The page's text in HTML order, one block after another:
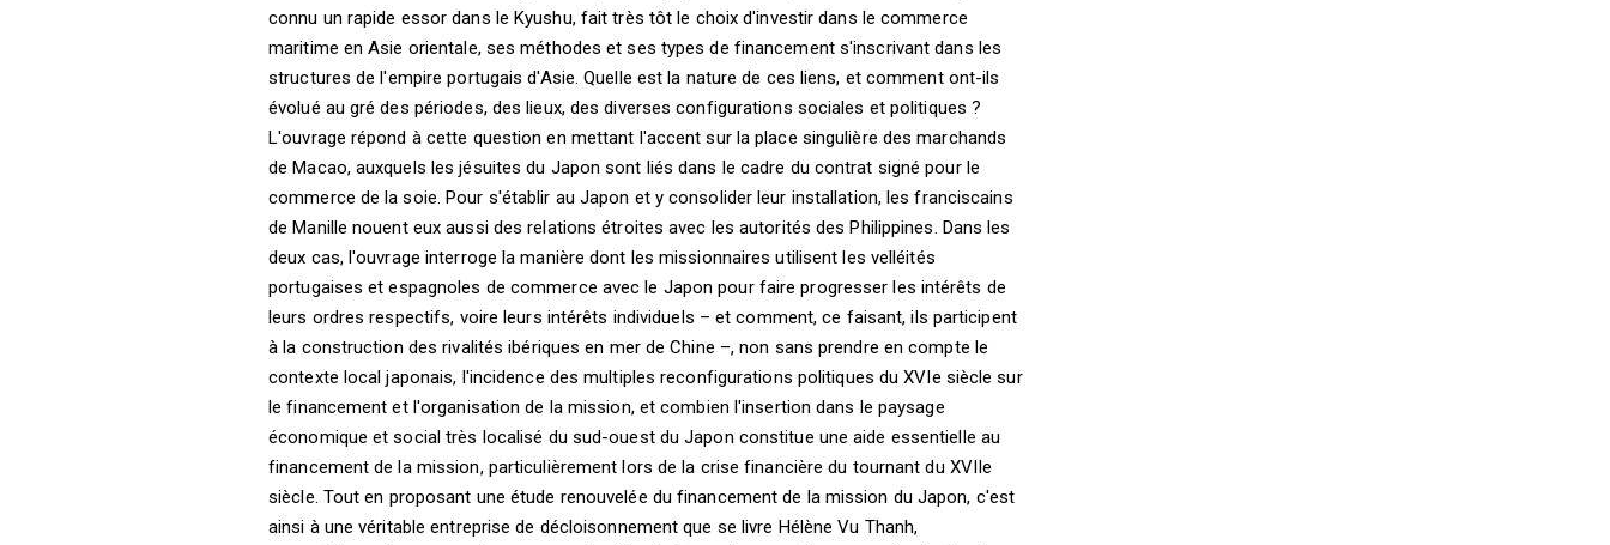
connu un rapide essor dans le Kyushu, fait très tôt le choix d'investir dans le commerce
maritime en Asie orientale, ses méthodes et ses types de financement s'inscrivant dans les
structures de l'empire portugais d'Asie. Quelle est la nature de ces liens, et comment ont-ils
évolué au gré des périodes, des lieux, des diverses configurations sociales et politiques ?
L'ouvrage répond à cette question en mettant l'accent sur la place singulière des marchands
de Macao, auxquels les jésuites du Japon sont liés dans le cadre du contrat signé pour le
commerce de la soie. Pour s'établir au Japon et y consolider leur installation, les franciscains
de Manille nouent eux aussi des relations étroites avec les autorités des Philippines. Dans les
deux cas, l'ouvrage interroge la manière dont les missionnaires utilisent les velléités
portugaises et espagnoles de commerce avec le Japon pour faire progresser les intérêts de
leurs ordres respectifs, voire leurs intérêts individuels – et comment, ce faisant, ils participent
à la construction des rivalités ibériques en mer de Chine –, non sans prendre en compte le
contexte local japonais, l'incidence des multiples reconfigurations politiques du XVIe siècle sur
le financement et l'organisation de la mission, et combien l'insertion dans le paysage
économique et social très localisé du sud-ouest du Japon constitue une aide essentielle au
financement de la mission, particulièrement lors de la crise financière du tournant du XVIIe
siècle. Tout en proposant une étude renouvelée du financement de la mission du Japon, c'est
ainsi à une véritable entreprise de décloisonnement que se livre Hélène Vu Thanh,